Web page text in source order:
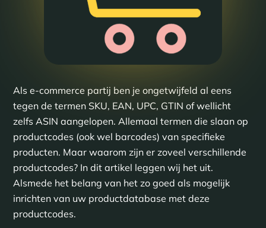
Als e-commerce partij ben je ongetwijfeld al eens
tegen de termen SKU, EAN, UPC, GTIN of wellicht
zelfs ASIN aangelopen. Allemaal termen die slaan op
productcodes (ook wel barcodes) van specifieke
producten. Maar waarom zijn er zoveel verschillende
productcodes? In dit artikel leggen wij het uit.
Alsmede het belang van het zo goed als mogelijk
inrichten van uw productdatabase met deze
productcodes.